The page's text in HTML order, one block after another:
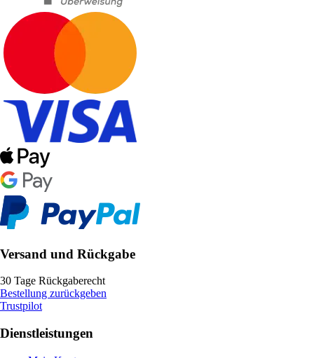
Versand und Rückgabe
30 Tage Rückgaberecht
Bestellung zurückgeben
Trustpilot
Dienstleistungen